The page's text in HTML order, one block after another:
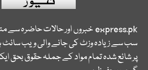
express.pkخبروں اور حالات حاضرہ سے
سب سے زیادہ وزٹ کی جانے والی ویب
پر شائع شدہ تمام مواد کے جملہ حقوق بحق